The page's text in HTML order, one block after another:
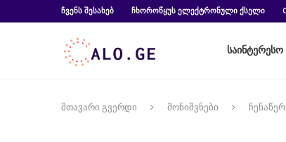
ᲩᲕᲔᲜᲡ ᲨᲔᲡᲐᲮᲔᲑ ᲩᲮᲝᲠᲝᲬᲧᲣᲡ ᲔᲚᲔᲥᲢᲠᲝᲜᲣᲚᲘ ᲥᲡᲔᲚᲘ
საინტერესო
მთავარი გვერდი მონიშვნები